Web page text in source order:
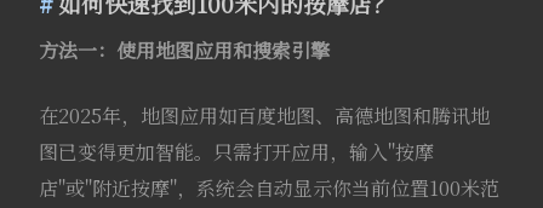
方法一：使用地图应用和搜索引擎
在2025年，地图应用如百度地图、高德地图和腾讯地
图已变得更加智能。只需打开应用，输入"按摩
店"或"附近按摩"，系统会自动显示你当前位置100米范